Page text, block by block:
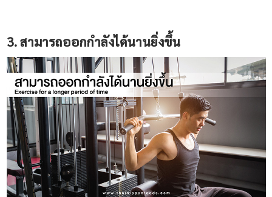
3. สามารถออกกำลังได้นานยิ่งขึ้น